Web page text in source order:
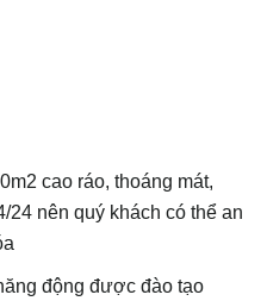
cao ráo, thoáng mát,
nên quý khách có thể an
động được đào tạo